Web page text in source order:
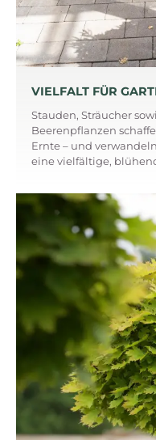
VIELFALT FÜR
Stauden, Sträucher
Beerenpflanzen
Ernte – und
eine vielfältige,